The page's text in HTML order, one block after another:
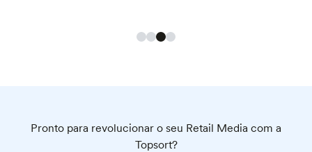
Pronto para revolucionar o seu Retail Media com a
Topsort?